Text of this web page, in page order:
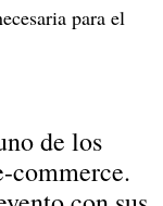
para el
de los
commerce.